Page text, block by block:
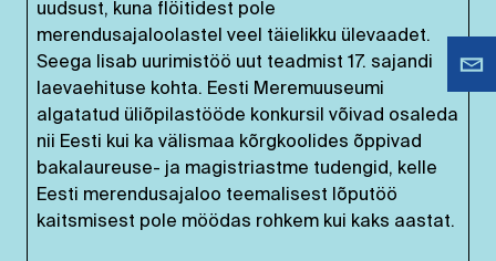
uudsust, kuna flöitidest pole
merendusajaloolastel veel täielikku ülevaadet.
Seega lisab uurimistöö uut teadmist 17. sajandi
laevaehituse kohta. Eesti Meremuuseumi
algatatud üliõpilastööde konkursil võivad osaleda
nii Eesti kui ka välismaa kõrgkoolides õppivad
bakalaureuse- ja magistriastme tudengid, kelle
Eesti merendusajaloo teemalisest lõputöö
kaitsmisest pole möödas rohkem kui kaks aastat.